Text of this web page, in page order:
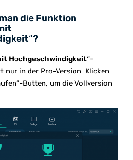
die Funktion
Hochgeschwindigkeit“-
nur in der Pro-Version. Klicken
Butten, um die Vollversion